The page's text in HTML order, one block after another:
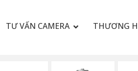
TƯ VẤN CAMERA THƯƠNG